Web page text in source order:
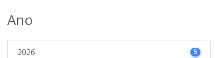
Ano
2026 5